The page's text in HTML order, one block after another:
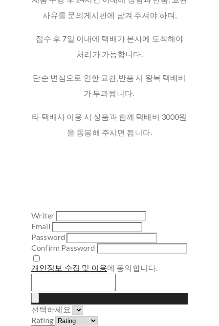
사유를 문의게시판에 남겨 주셔야 하며,
접수 후 7일 이내에 택배가 본사에 도착해야
처리가 가능합니다.
단순 변심으로 인한 교환,반품 시 왕복 택배비
가 부과됩니다.
타 택배사 이용 시 상품과 함께 택배비 3000원
을 동봉해 주시면 됩니다.
Writer
Email
Password
Confirm Password
개인정보 수집 및 이용에 동의합니다.
선택하세요
Rating